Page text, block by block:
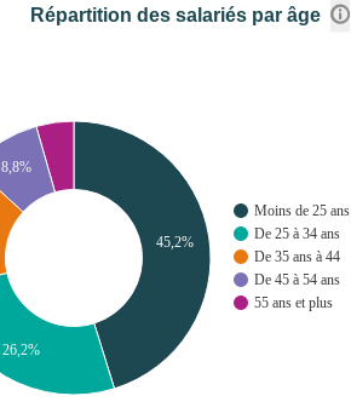
Répartition des salariés par âge
Moins de 25 ans
De 25 à 34 ans
De 35 ans à 44
De 45 à 54 ans
55 ans et plus
45,2%
8,8%
26,2%